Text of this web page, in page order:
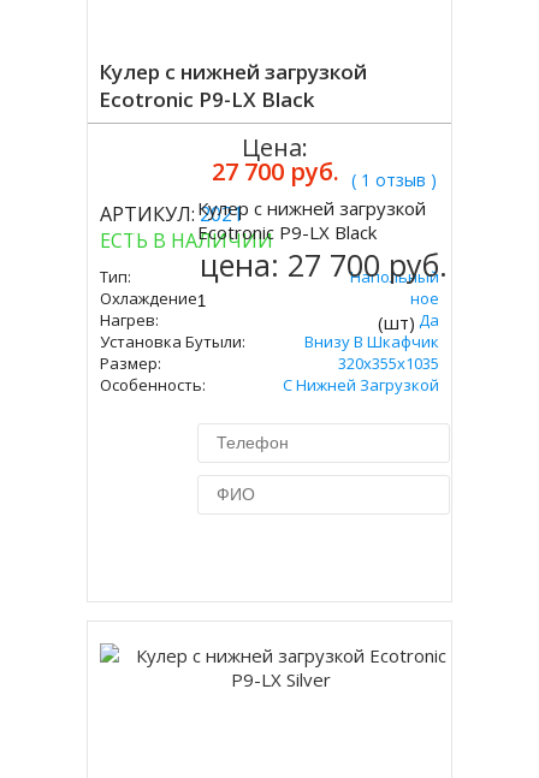
Кулер с нижней загрузкой
Ecotronic P9-LX Black
( 1 отзыв )
АРТИКУЛ:2021
ЕСТЬ В НАЛИЧИИ
Тип:
Напольный
Охлаждение:
Компрессорное
Нагрев:
Да
Установка Бутыли:
Внизу В Шкафчик
Размер:
320x355х1035
Особенность:
С Нижней Загрузкой
Цена:
27 700 руб.
Купить
Кулер с нижней загрузкой
Ecotronic P9-LX Black
цена: 27 700 руб.
(шт)